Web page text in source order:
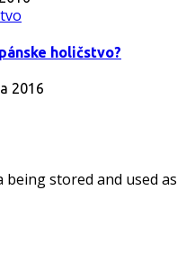
holičstvo?
2016
stored and used as